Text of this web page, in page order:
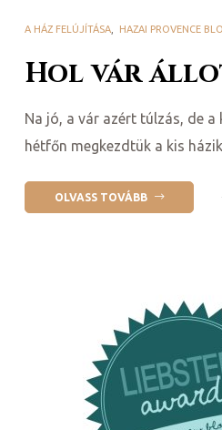
Hol vár
A HÁZ FELÚJÍTÁSA HAZAI PROVENCE
Na jó, a vár azért túlzás, de
hétfőn megkezdtük a kis
OLVASS TOVÁBB